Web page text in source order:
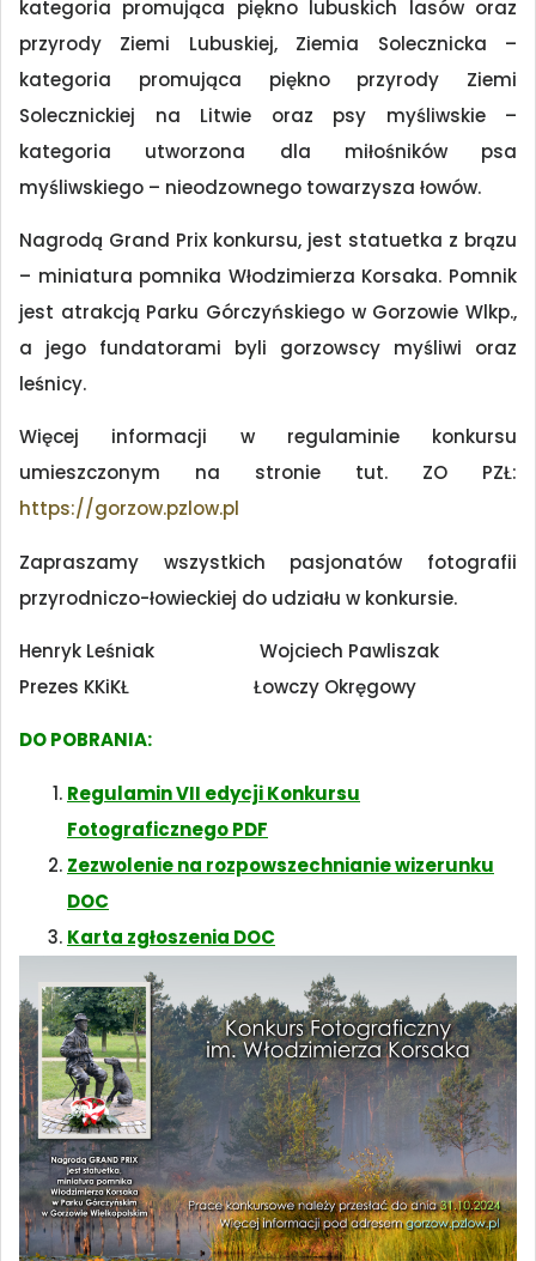
kategoria promująca piękno lubuskich lasów oraz
przyrody Ziemi Lubuskiej, Ziemia Solecznicka –
kategoria promująca piękno przyrody Ziemi
Solecznickiej na Litwie oraz psy myśliwskie –
kategoria utworzona dla miłośników psa
myśliwskiego – nieodzownego towarzysza łowów.
Nagrodą Grand Prix konkursu, jest statuetka z brązu
– miniatura pomnika Włodzimierza Korsaka. Pomnik
jest atrakcją Parku Górczyńskiego w Gorzowie Wlkp.,
a jego fundatorami byli gorzowscy myśliwi oraz
leśnicy.
Więcej informacji w regulaminie konkursu
umieszczonym na stronie tut. ZO PZŁ:
https://gorzow.pzlow.pl
Zapraszamy wszystkich pasjonatów fotografii
przyrodniczo-łowieckiej do udziału w konkursie.
Henryk Leśniak Wojciech Pawliszak
Prezes KKiKŁ Łowczy Okręgowy
DO POBRANIA:
Regulamin VII edycji Konkursu
FotograficznegoPDF
Zezwolenie na rozpowszechnianie wizerunku
DOC
Karta zgłoszenia DOC